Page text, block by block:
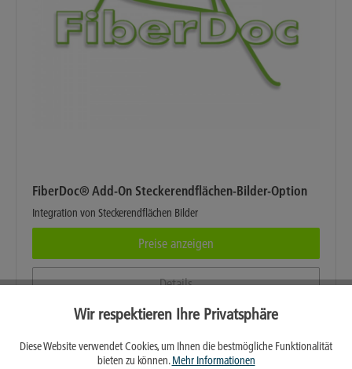
FiberDoc® Add-On Steckerendflächen-Bilder-Option
Integration von Steckerendflächen Bilder
Preise anzeigen
Details
Aktiv
Wir respektieren Ihre Privatsphäre
Diese Website verwendet Cookies, um Ihnen die bestmögliche Funktionalität
bieten zu können.Mehr Informationen